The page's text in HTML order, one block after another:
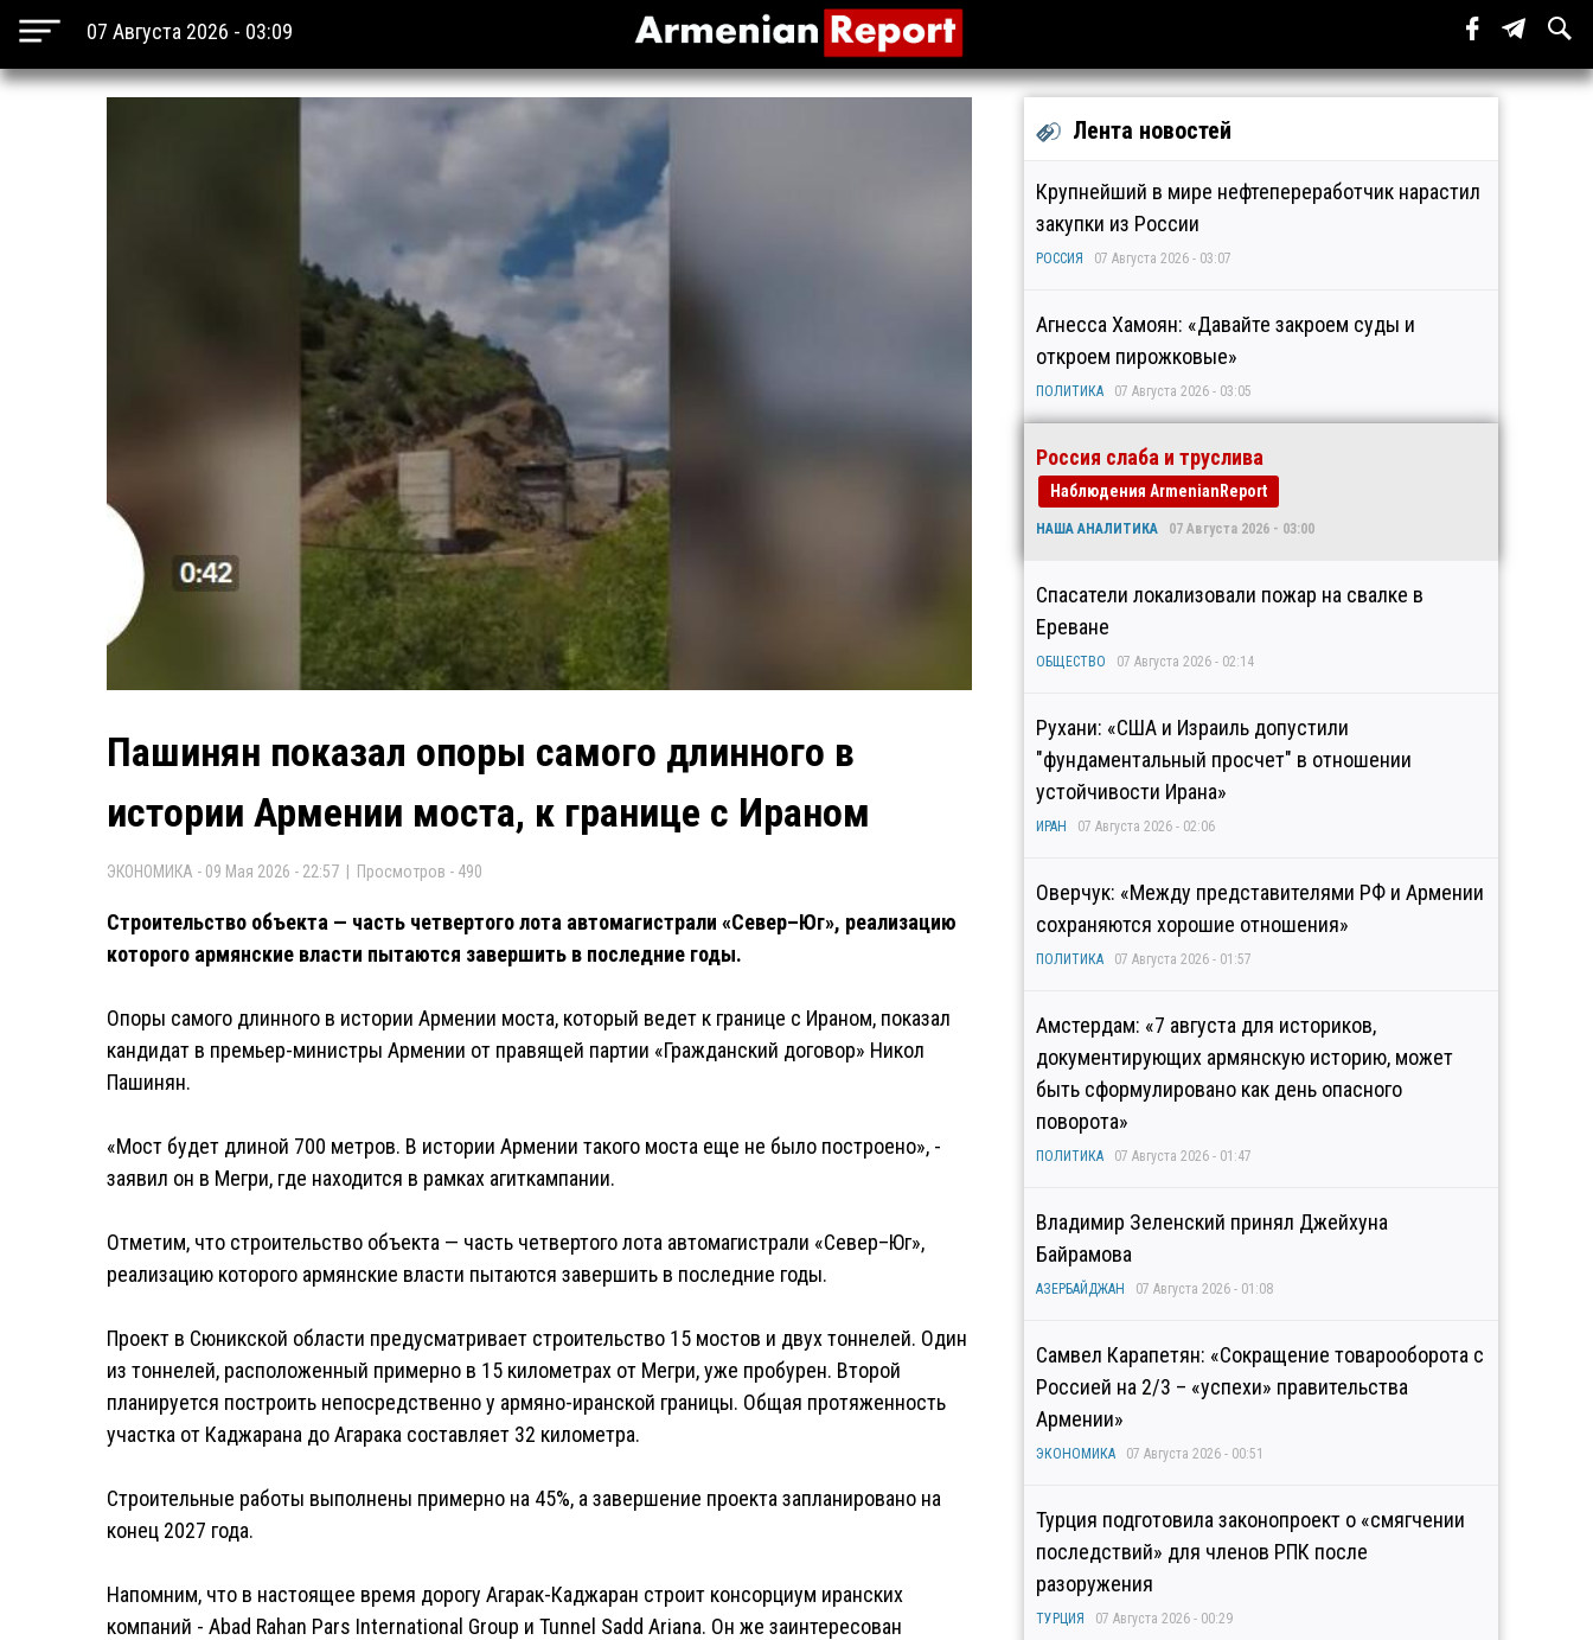
07 Августа 2026 - 03:09
Пашинян показал опоры самого длинного в
истории Армении моста, к границе с Ираном
ЭКОНОМИКА - 09 Мая 2026 - 22:57 | Просмотров - 490
Строительство объекта — часть четвертого лота автомагистрали «Север–Юг», реализацию
которого армянские власти пытаются завершить в последние годы.
Опоры самого длинного в истории Армении моста, который ведет к границе с Ираном, показал
кандидат в премьер-министры Армении от правящей партии «Гражданский договор» Никол
Пашинян.
«Мост будет длиной 700 метров. В истории Армении такого моста еще не было построено», -
заявил он в Мегри, где находится в рамках агиткампании.
Отметим, что строительство объекта — часть четвертого лота автомагистрали «Север–Юг»,
реализацию которого армянские власти пытаются завершить в последние годы.
Проект в Сюникской области предусматривает строительство 15 мостов и двух тоннелей. Один
из тоннелей, расположенный примерно в 15 километрах от Мегри, уже пробурен. Второй
планируется построить непосредственно у армяно-иранской границы. Общая протяженность
участка от Каджарана до Агарака составляет 32 километра.
Строительные работы выполнены примерно на 45%, а завершение проекта запланировано на
конец 2027 года.
Напомним, что в настоящее время дорогу Агарак-Каджаран строит консорциум иранских
компаний - Abad Rahan Pars International Group и Tunnel Sadd Ariana. Он же заинтересован
Лента новостей
Крупнейший в мире нефтепереработчик нарастил
закупки из России
РОССИЯ 07 Августа 2026 - 03:07
Агнесса Хамоян: «Давайте закроем суды и
откроем пирожковые»
ПОЛИТИКА 07 Августа 2026 - 03:05
Россия слаба и труслива
Наблюдения ArmenianReport
НАША АНАЛИТИКА 07 Августа 2026 - 03:00
Спасатели локализовали пожар на свалке в
Ереване
ОБЩЕСТВО 07 Августа 2026 - 02:14
Рухани: «США и Израиль допустили
"фундаментальный просчет" в отношении
устойчивости Ирана»
ИРАН 07 Августа 2026 - 02:06
Оверчук: «Между представителями РФ и Армении
сохраняются хорошие отношения»
ПОЛИТИКА 07 Августа 2026 - 01:57
Амстердам: «7 августа для историков,
документирующих армянскую историю, может
быть сформулировано как день опасного
поворота»
ПОЛИТИКА 07 Августа 2026 - 01:47
Владимир Зеленский принял Джейхуна
Байрамова
АЗЕРБАЙДЖАН 07 Августа 2026 - 01:08
Самвел Карапетян: «Сокращение товарооборота с
Россией на 2/3 – «успехи» правительства
Армении»
ЭКОНОМИКА 07 Августа 2026 - 00:51
Турция подготовила законопроект о «смягчении
последствий» для членов РПК после
разоружения
ТУРЦИЯ 07 Августа 2026 - 00:29